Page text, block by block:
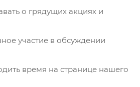
о грядущих акциях и
участие в обсуждении
время на странице нашего